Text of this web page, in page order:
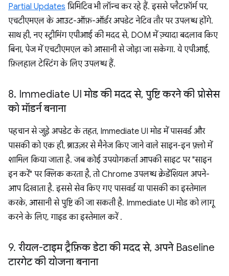
Partial Updates प्रिमिटिव भी लॉन्च कर रहे हैं. इससे प्लैटफ़ॉर्म पर,
एचटीएमएल के आउट-ऑफ़-ऑर्डर अपडेट नेटिव तौर पर उपलब्ध होंगे.
साथ ही, नए स्ट्रीमिंग एपीआई की मदद से, DOM में ज़्यादा बदलाव किए
बिना, पेज में एचटीएमएल को आसानी से जोड़ा जा सकेगा. ये एपीआई,
फ़िलहाल टेस्टिंग के लिए उपलब्ध हैं.
8. Immediate UI मोड की मदद से, पुष्टि करने की प्रोसेस
को मॉडर्न बनाना
पहचान से जुड़े अपडेट के तहत, Immediate UI मोड में पासवर्ड और
पासकी को एक ही, ब्राउज़र से मैनेज किए जाने वाले साइन-इन फ़्लो में
शामिल किया जाता है. जब कोई उपयोगकर्ता आपकी साइट पर "साइन
इन करें" पर क्लिक करता है, तो Chrome उपलब्ध क्रेडेंशियल अपने-
आप दिखाता है. इससे सेव किए गए पासवर्ड या पासकी का इस्तेमाल
करके, आसानी से पुष्टि की जा सकती है. Immediate UI मोड को लागू
करने के लिए, गाइड का इस्तेमाल करें .
9. रीयल-टाइम ट्रैफ़िक डेटा की मदद से, अपने Baseline
टारगेट की योजना बनाना